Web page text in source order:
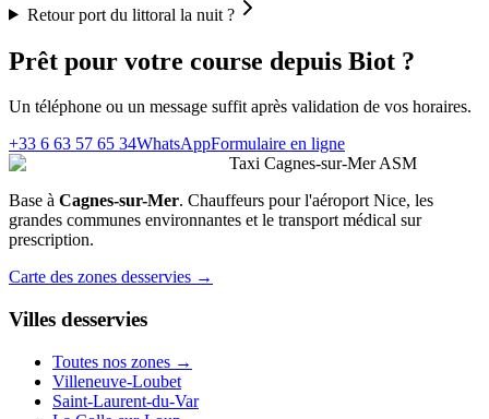
Retour port du littoral la nuit ?
Prêt pour votre course depuis Biot ?
Un téléphone ou un message suffit après validation de vos horaires.
+33 6 63 57 65 34WhatsAppFormulaire en ligne
Taxi Cagnes-sur-Mer ASM
Base à Cagnes-sur-Mer. Chauffeurs pour l'aéroport Nice, les
grandes communes environnantes et le transport médical sur
prescription.
Carte des zones desservies →
Villes desservies
Toutes nos zones →
Villeneuve-Loubet
Saint-Laurent-du-Var